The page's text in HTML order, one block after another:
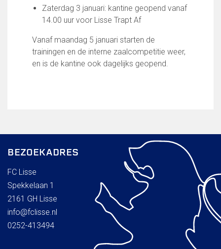
Business Club 2.0
Heeren van Ter Specke
Maatschappelijke bijdrage
Steun bij contributie
Support Casper
Financieel contactpersoon
Wie doet wat
VOLG ONS OP:
Zaterdag 3 januari: kantine geopend vanaf
14.00 uur voor Lisse Trapt Af
Vanaf maandag 5 januari starten de
trainingen en de interne zaalcompetitie weer,
en is de kantine ook dagelijks geopend.
BEZOEKADRES
FC Lisse
Spekkelaan 1
2161 GH Lisse
info@fclisse.nl
0252-413494